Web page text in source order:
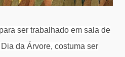
ser trabalhado em sala de
da Árvore, costuma ser